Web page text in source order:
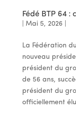
Fédé BTP 64
Mai 5, 2026
La Fédération
nouveau
président du
de 56 ans,
président du
officiellement